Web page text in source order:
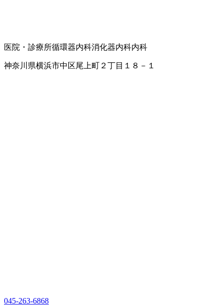
医院・診療所循環器内科消化器内科内科
神奈川県横浜市中区尾上町２丁目１８－１
045-263-6868